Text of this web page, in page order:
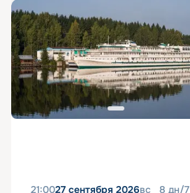
21:0027 сентября 2026вс 8 дн/7